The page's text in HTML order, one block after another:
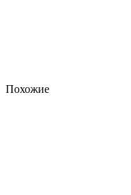
Похожие